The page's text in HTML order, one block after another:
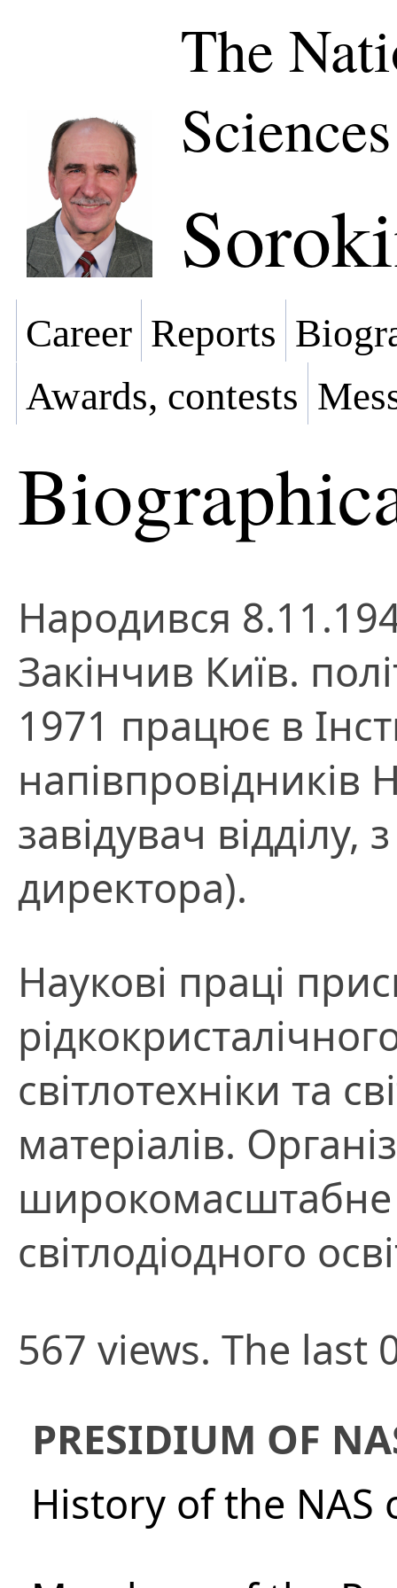
The
Career Reports
Awards, contests
Народився
Закінчив Київ.
1971 працює в
завідувач
директора).
Наукові праці
світлотехніки та
матеріалів.
світлодіодного
567 views. The last
PRESIDIUM OF
History of the NAS